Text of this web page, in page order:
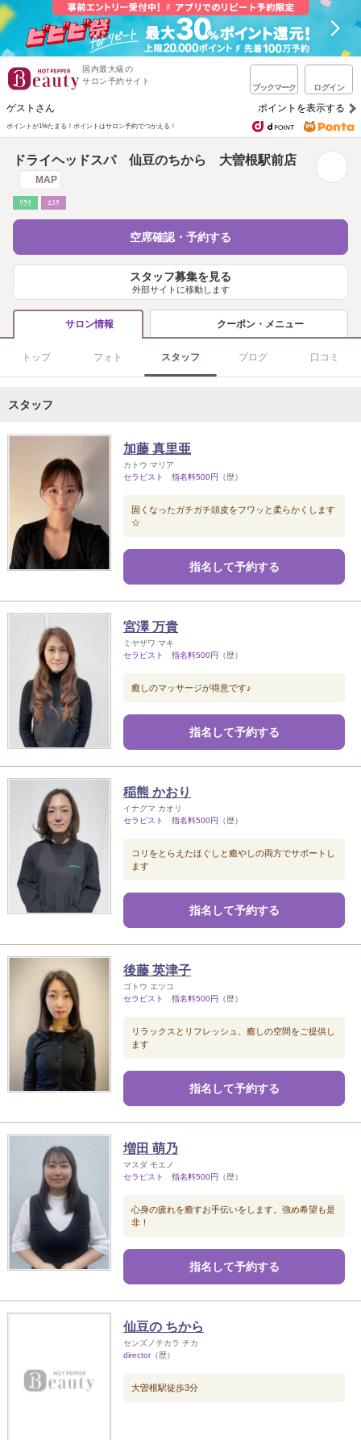
国内最大級の
サロン予約サイト
ブックマーク ログイン
ゲストさん ポイントを表示する
ポイントが1%たまる！ ポイントはサロン予約でつかえる！
ドライヘッドスパ 仙豆のちから 大曽根駅前店
MAP
ﾘﾗｸ ｴｽﾃ
空席確認・予約する
スタッフ募集を見る
外部サイトに移動します
サロン情報 クーポン・メニュー
トップ フォト スタッフ ブログ 口コミ
スタッフ
加藤 真里亜
カトウ マリア
セラピスト 指名料500円 （歴）
固くなったガチガチ頭皮をフワッと柔らかくします
☆
指名して予約する
宮澤 万貴
ミヤザワ マキ
セラピスト 指名料500円 （歴）
癒しのマッサージが得意です♪
指名して予約する
稲熊 かおり
イナグマ カオリ
セラピスト 指名料500円 （歴）
コリをとらえたほぐしと癒やしの両方でサポートし
ます
指名して予約する
後藤 英津子
ゴトウ エツコ
セラピスト 指名料500円 （歴）
リラックスとリフレッシュ、癒しの空間をご提供し
ます
指名して予約する
増田 萌乃
マスダ モエノ
セラピスト 指名料500円 （歴）
心身の疲れを癒すお手伝いをします。強め希望も是
非！
指名して予約する
仙豆の ちから
センズノチカラ チカ
director（歴）
大曽根駅徒歩3分